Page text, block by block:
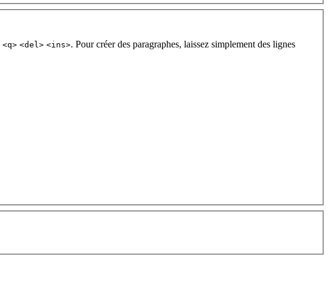
<q> <del> <ins>. Pour créer des paragraphes, laissez simplement des lignes